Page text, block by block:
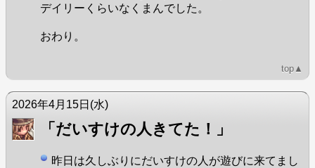
デイリーくらいなくまんでした。
おわり。
top▲
2026年4月15日 (水)
「だいすけの人きてた！」
昨日は久しぶりにだいすけの人が遊びに来てまし